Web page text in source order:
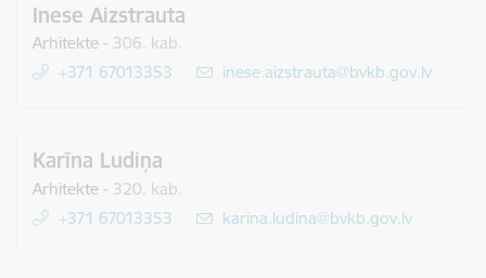
Inese Aizstrauta
Arhitekte - 306. kab.
+371 67013353
E-pasts:
inese.aizstrauta@bvkb.gov.lv
Karīna Ludiņa
Arhitekte - 320. kab.
+371 67013353
E-pasts:
karina.ludina@bvkb.gov.lv